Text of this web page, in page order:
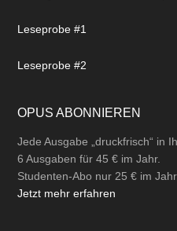
Leseprobe #1
Leseprobe #2
OPUS ABONNIEREN
Jede Ausgabe „druckfrisch“ in
6 Ausgaben für 45 € im Jahr.
Studenten-Abo nur 25 € im Jahr.
Jetzt mehr erfahren